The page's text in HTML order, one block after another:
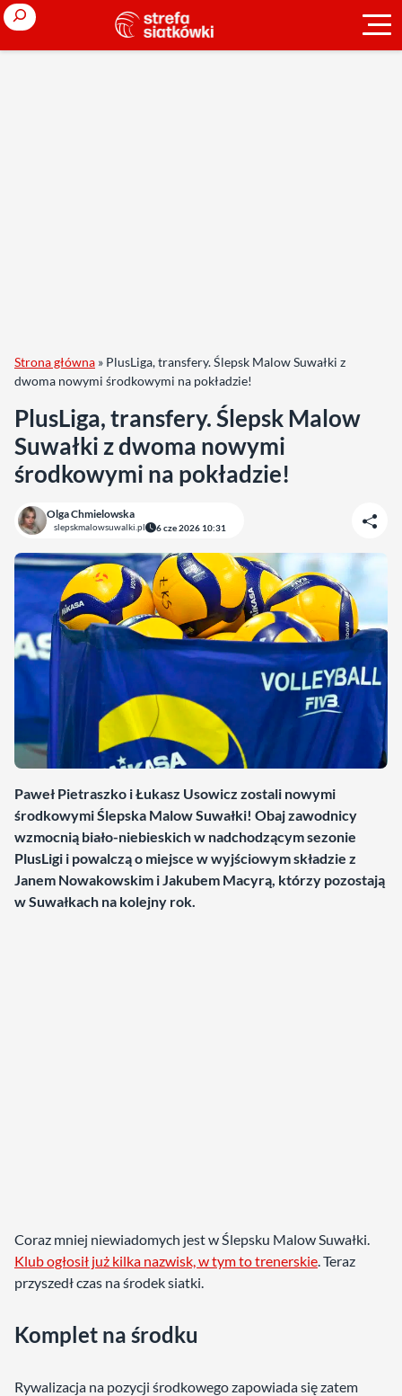
Search
Strona główna » PlusLiga, transfery. Ślepsk Malow Suwałki z
dwoma nowymi środkowymi na pokładzie!
PlusLiga, transfery. Ślepsk Malow
Suwałki z dwoma nowymi
środkowymi na pokładzie!
Olga Chmielowska
slepskmalowsuwalki.pl 6 cze 2026 10:31
Paweł Pietraszko i Łukasz Usowicz zostali nowymi
środkowymi Ślepska Malow Suwałki! Obaj zawodnicy
wzmocnią biało-niebieskich w nadchodzącym sezonie
PlusLigi i powalczą o miejsce w wyjściowym składzie z
Janem Nowakowskim i Jakubem Macyrą, którzy pozostają
w Suwałkach na kolejny rok.
Coraz mniej niewiadomych jest w Ślepsku Malow Suwałki.
Klub ogłosił już kilka nazwisk, w tym to trenerskie. Teraz
przyszedł czas na środek siatki.
Komplet na środku
Rywalizacja na pozycji środkowego zapowiada się zatem